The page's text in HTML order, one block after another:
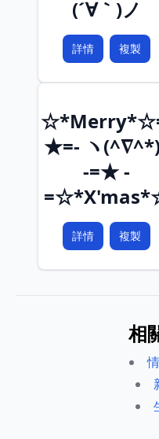
(´∀｀)ノ
詳情 複製
★=- ヽ
-=★ -
詳情 複製
相